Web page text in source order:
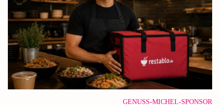
GENUSS-MICHEL-SPONSOR